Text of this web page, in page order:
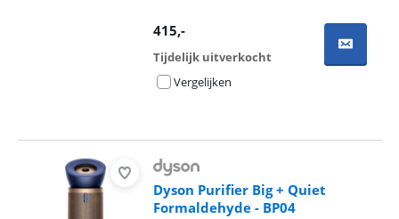
415,-
Tijdelijk uitverkocht
Vergelijken
Dyson Purifier Big + Quiet
Formaldehyde - BP04